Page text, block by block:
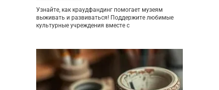
Узнайте, как краудфандинг помогает музеям
выживать и развиваться! Поддержите любимые
культурные учреждения вместе с